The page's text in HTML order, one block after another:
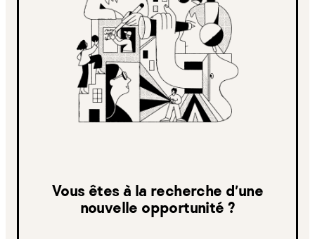
Vous êtes à la recherche d’une
nouvelle opportunité ?